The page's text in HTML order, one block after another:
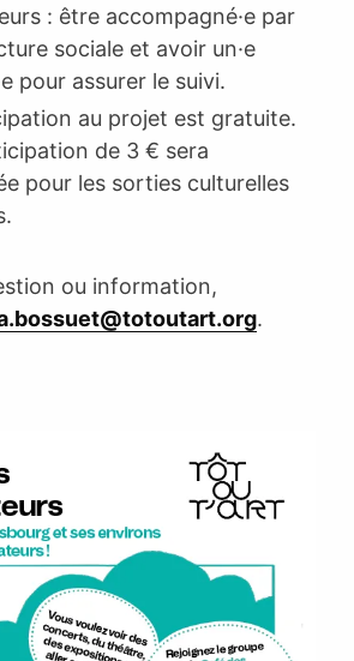
: être accompagné·e par
sociale et avoir un·e
pour assurer le suivi.
au projet est gratuite.
de 3 € sera
pour les sorties culturelles
ou information,
.